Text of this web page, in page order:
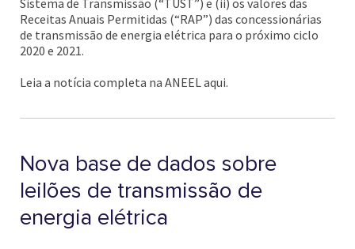
Sistema de Transmissão (“TUST”) e (ii) os valores das
Receitas Anuais Permitidas (“RAP”) das concessionárias
de transmissão de energia elétrica para o próximo ciclo
2020 e 2021.
Leia a notícia completa na ANEEL aqui.
Nova base de dados sobre
leilões de transmissão de
energia elétrica